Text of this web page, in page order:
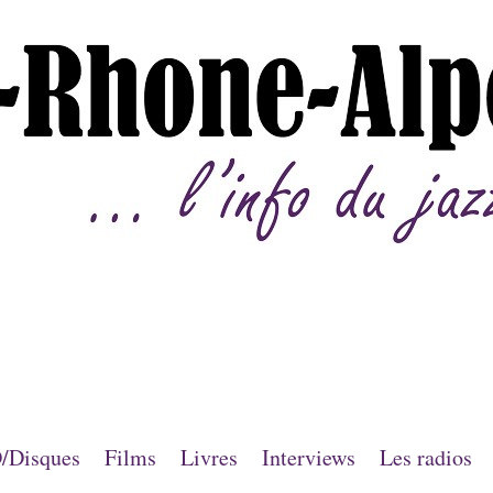
Disques Films Livres Interviews Les radios